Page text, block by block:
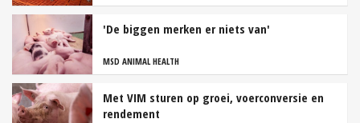
'De biggen merken er niets van'
MSD ANIMAL HEALTH
Met VIM sturen op groei, voerconversie en
rendement